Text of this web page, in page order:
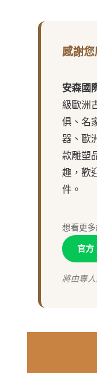
感謝您
安森國
級歐洲
俱、名
器、歐
款雕塑
趣，歡
件。
想看更多
官方
將由專